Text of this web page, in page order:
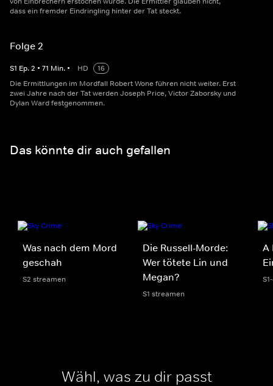
dass ein fremder Eindringling hinter der Tat steckt.
Folge 2
S1 Ep.2 • 71 Min. • HD
16
Die Ermittlungen im Mordfall Robert Wone führen nicht weiter. Erst
zwei Jahre nach der Tat werden Joseph Price, Victor Zaborsky und
Dylan Ward festgenommen.
Das könnte dir auch gefallen
Was nach dem Mord
geschah
S2 streamen
Die Russell-Morde:
Wer tötete Lin und
Megan?
S1 streamen
A
Wähl, was zu dir passt